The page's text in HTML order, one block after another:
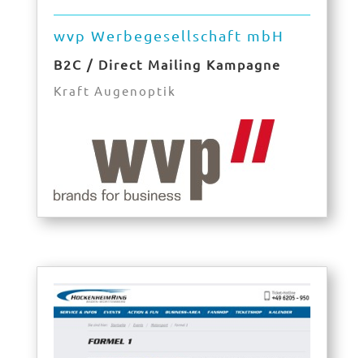
wvp Werbegesellschaft mbH
B2C / Direct Mailing Kampagne
Kraft Augenoptik